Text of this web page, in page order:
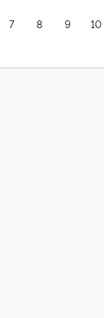
Itabaiana
“Bem-
7 8 9 10